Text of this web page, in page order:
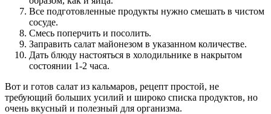
Все подготовленные продукты нужно смешать в чистом
сосуде.
Смесь поперчить и посолить.
Заправить салат майонезом в указанном количестве.
Дать блюду настояться в холодильнике в накрытом
состоянии 1-2 часа.
Вот и готов салат из кальмаров, рецепт простой, не
требующий больших усилий и широко списка продуктов, но
очень вкусный и полезный для организма.